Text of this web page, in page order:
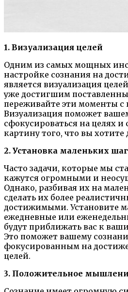
1. Визуализация целей
Одним из самых мощных
настройке сознания на
является визуализация
уже достигшим
переживайте эти моменты с
Визуализация поможет
сфокусироваться на целях и
картину того, что вы хотите
2. Установка маленьких
Часто задачи, которые мы
кажутся огромными и
Однако, разбивая их на
сделать их более
достижимыми. Установите
ежедневные или
будут приближать вас к
Это поможет вашему
фокусированным на
целей.
3. Положительное